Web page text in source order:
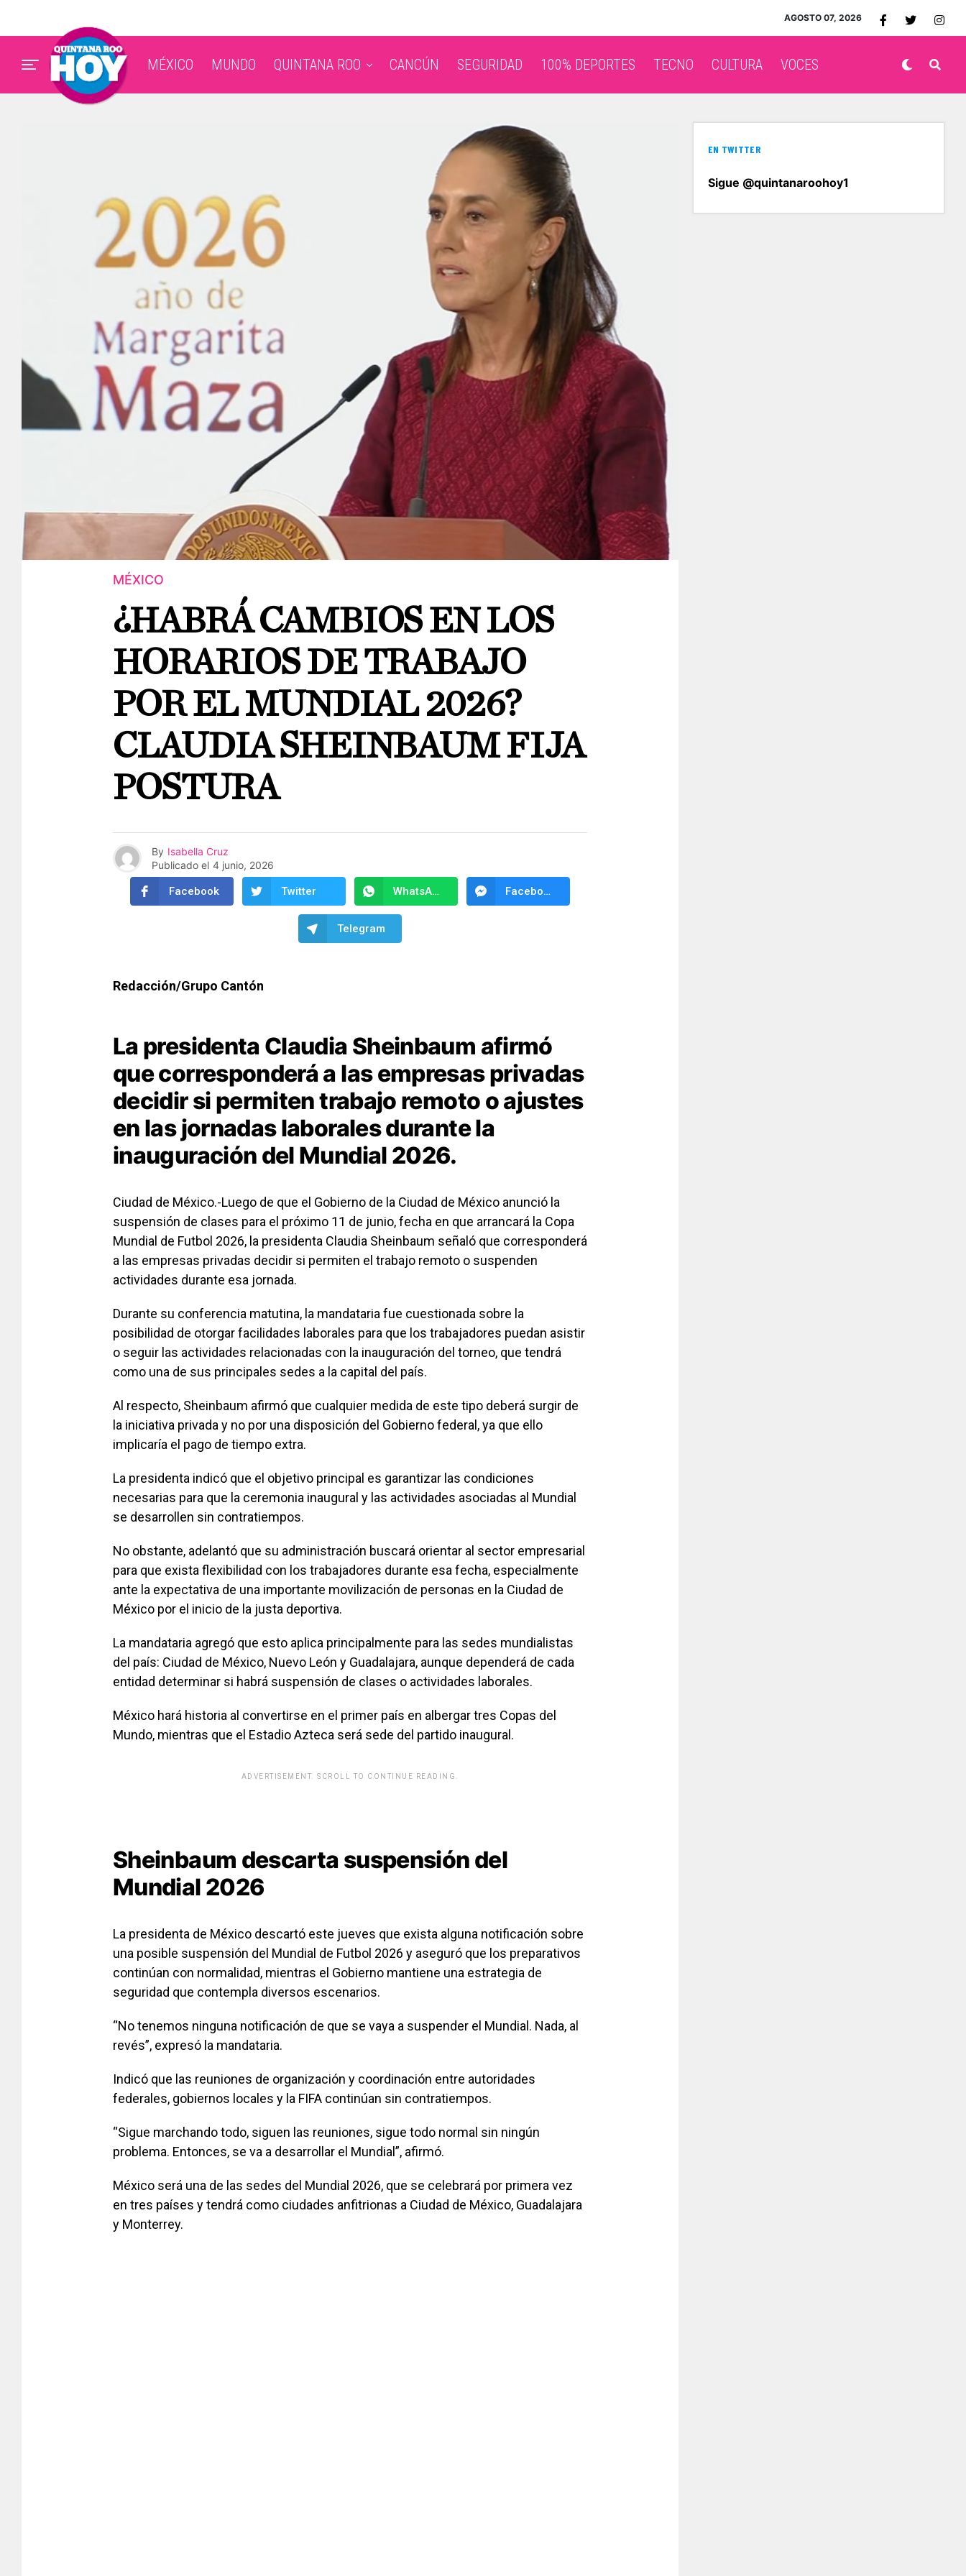
AGOSTO 07, 2026
MÉXICO MUNDO QUINTANA ROO CANCÚN SEGURIDAD 100% DEPORTES TECNO CULTURA VOCES
MÉXICO
¿HABRÁ CAMBIOS EN LOS
HORARIOS DE TRABAJO
POR EL MUNDIAL 2026?
CLAUDIA SHEINBAUM FIJA
POSTURA
By Isabella Cruz
Publicado el 4 junio, 2026
Facebook Twitter WhatsApp Facebook Messenger
Telegram
Redacción/Grupo Cantón
La presidenta Claudia Sheinbaum afirmó
que corresponderá a las empresas privadas
decidir si permiten trabajo remoto o ajustes
en las jornadas laborales durante la
inauguración del Mundial 2026.
Ciudad de México.-Luego de que el Gobierno de la Ciudad de México anunció la
suspensión de clases para el próximo 11 de junio, fecha en que arrancará la Copa
Mundial de Futbol 2026, la presidenta Claudia Sheinbaum señaló que corresponderá
a las empresas privadas decidir si permiten el trabajo remoto o suspenden
actividades durante esa jornada.
Durante su conferencia matutina, la mandataria fue cuestionada sobre la
posibilidad de otorgar facilidades laborales para que los trabajadores puedan asistir
o seguir las actividades relacionadas con la inauguración del torneo, que tendrá
como una de sus principales sedes a la capital del país.
Al respecto, Sheinbaum afirmó que cualquier medida de este tipo deberá surgir de
la iniciativa privada y no por una disposición del Gobierno federal, ya que ello
implicaría el pago de tiempo extra.
La presidenta indicó que el objetivo principal es garantizar las condiciones
necesarias para que la ceremonia inaugural y las actividades asociadas al Mundial
se desarrollen sin contratiempos.
No obstante, adelantó que su administración buscará orientar al sector empresarial
para que exista flexibilidad con los trabajadores durante esa fecha, especialmente
ante la expectativa de una importante movilización de personas en la Ciudad de
México por el inicio de la justa deportiva.
La mandataria agregó que esto aplica principalmente para las sedes mundialistas
del país: Ciudad de México, Nuevo León y Guadalajara, aunque dependerá de cada
entidad determinar si habrá suspensión de clases o actividades laborales.
México hará historia al convertirse en el primer país en albergar tres Copas del
Mundo, mientras que el Estadio Azteca será sede del partido inaugural.
ADVERTISEMENT. SCROLL TO CONTINUE READING.
Sheinbaum descarta suspensión del
Mundial 2026
La presidenta de México descartó este jueves que exista alguna notificación sobre
una posible suspensión del Mundial de Futbol 2026 y aseguró que los preparativos
continúan con normalidad, mientras el Gobierno mantiene una estrategia de
seguridad que contempla diversos escenarios.
“No tenemos ninguna notificación de que se vaya a suspender el Mundial. Nada, al
revés”, expresó la mandataria.
Indicó que las reuniones de organización y coordinación entre autoridades
federales, gobiernos locales y la FIFA continúan sin contratiempos.
“Sigue marchando todo, siguen las reuniones, sigue todo normal sin ningún
problema. Entonces, se va a desarrollar el Mundial”, afirmó.
México será una de las sedes del Mundial 2026, que se celebrará por primera vez
en tres países y tendrá como ciudades anfitrionas a Ciudad de México, Guadalajara
y Monterrey.
EN TWITTER
Sigue @quintanaroohoy1